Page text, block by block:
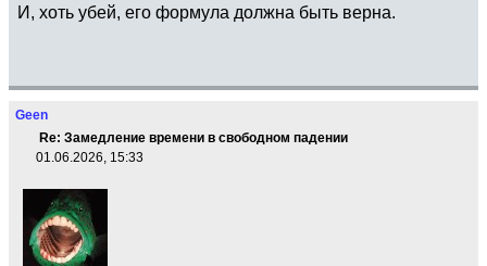
И, хоть убей, его формула должна быть верна.
Geen
Re: Замедление времени в свободном падении
01.06.2026, 15:33